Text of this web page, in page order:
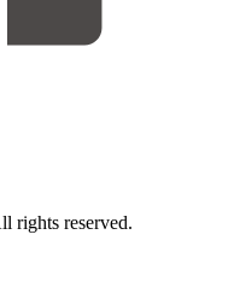
rights reserved.